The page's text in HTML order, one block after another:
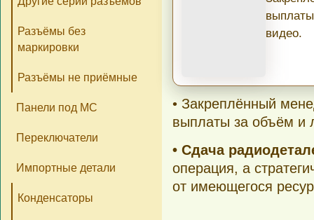
видео.
• Закреплённый
выплаты за объём и
• Сдача
операция, а
от имеющегося
Разъёмы без
маркировки
Разъёмы не приёмные
Панели под МС
Переключатели
Импортные детали
Конденсаторы